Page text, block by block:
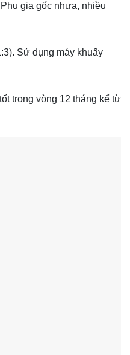
gia gốc nhựa, nhiều
Sử dụng máy khuấy
trong vòng 12 tháng kể từ